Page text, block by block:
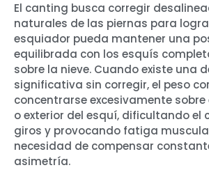
El canting busca corregir
naturales de las piernas para
esquiador pueda mantener una
equilibrada con los esquís
sobre la nieve. Cuando existe una
significativa sin corregir, el peso
concentrarse excesivamente
o exterior del esquí, dificultando el
giros y provocando fatiga
necesidad de compensar
asimetría.